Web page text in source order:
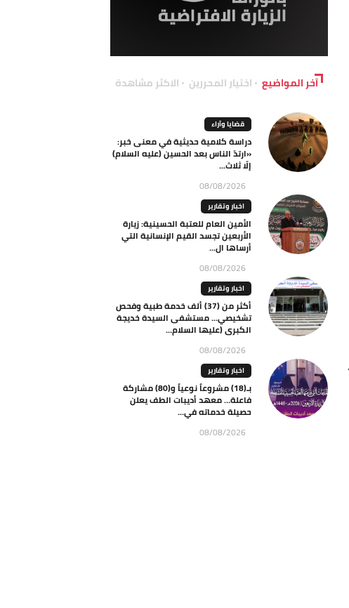
آخر المواضيع اختيار المحررين الاكثر مشاهدة
قضايا وآراء
دراسة كلامية حديثية في معنى خبر:
«ارتدّ الناس بعد الحسين (عليه السلام)
إلّا ثلاث...
08/08/2026
اخبار وتقارير
الأمين العام للعتبة الحسينية: زيارة
الأربعين تجسد القيم الإنسانية التي
أرساها ال...
08/08/2026
اخبار وتقارير
أكثر من (37) ألف خدمة طبية وفحص
تشخيصي… مستشفى السيدة خديجة
الكبرى (عليها السلام...
08/08/2026
اخبار وتقارير
بـ(18) مشروعاً نوعياً و(80) مشاركة
فاعلة… معهد أديبات الطف يعلن
حصيلة خدماته في...
08/08/2026